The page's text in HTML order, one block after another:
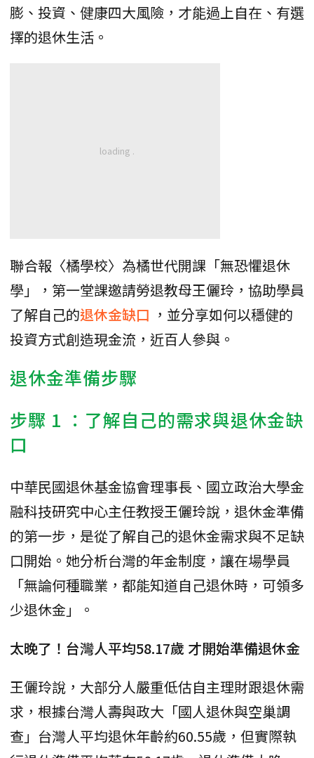
膨、投資、健康四大風險，才能過上自在、有選
擇的退休生活。
聯合報〈橘學校〉為橘世代開課「無恐懼退休
學」，第一堂課邀請勞退教母王儷玲，協助學員
了解自己的退休金缺口 ，並分享如何以穩健的
投資方式創造現金流，近百人參與。
退休金準備步驟
步驟 1 ：了解自己的需求與退休金缺
口
中華民國退休基金協會理事長、國立政治大學金
融科技研究中心主任教授王儷玲說，退休金準備
的第一步，是從了解自己的退休金需求與不足缺
口開始。她分析台灣的年金制度，讓在場學員
「無論何種職業，都能知道自己退休時，可領多
少退休金」。
太晚了！台灣人平均58.17歲 才開始準備退休金
王儷玲說，大部分人嚴重低估自主理財跟退休需
求，根據台灣人壽與政大「國人退休與空巢調
查」台灣人平均退休年齡約60.55歲，但實際執